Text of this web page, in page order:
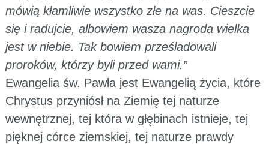
mówią kłamliwie wszystko złe na was. Cieszcie
się i radujcie, albowiem wasza nagroda wielka
jest w niebie. Tak bowiem prześladowali
proroków, którzy byli przed wami.”
Ewangelia św. Pawła jest Ewangelią życia, które
Chrystus przyniósł na Ziemię tej naturze
wewnętrznej, tej która w głębinach istnieje, tej
pięknej córce ziemskiej, tej naturze prawdy